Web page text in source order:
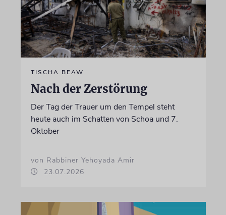
TISCHA BEAW
Nach der Zerstörung
Der Tag der Trauer um den Tempel steht
heute auch im Schatten von Schoa und 7.
Oktober
von Rabbiner Yehoyada Amir
23.07.2026